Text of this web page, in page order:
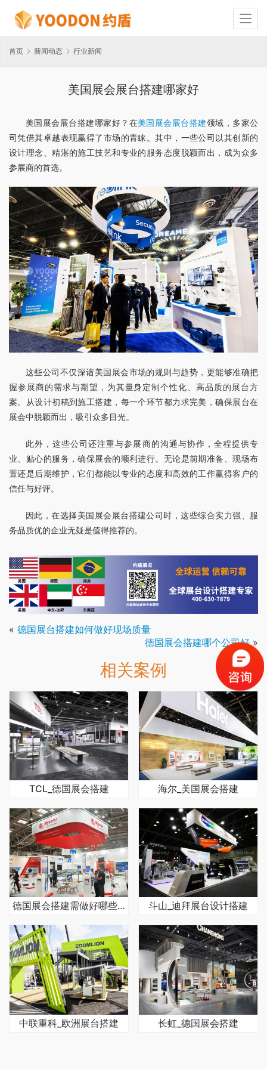
首页 新闻动态 行业新闻
美国展会展台搭建哪家好
美国展会展台搭建哪家好？在美国展会展台搭建领域，多家公
司凭借其卓越表现赢得了市场的青睐。其中，一些公司以其创新的
设计理念、精湛的施工技艺和专业的服务态度脱颖而出，成为众多
参展商的首选。
这些公司不仅深谙美国展会市场的规则与趋势，更能够准确把
握参展商的需求与期望，为其量身定制个性化、高品质的展台方
案。从设计初稿到施工搭建，每一个环节都力求完美，确保展台在
展会中脱颖而出，吸引众多目光。
此外，这些公司还注重与参展商的沟通与协作，全程提供专
业、贴心的服务，确保展会的顺利进行。无论是前期准备、现场布
置还是后期维护，它们都能以专业的态度和高效的工作赢得客户的
信任与好评。
因此，在选择美国展会展台搭建公司时，这些综合实力强、服
务品质优的企业无疑是值得推荐的。
« 德国展台搭建如何做好现场质量
德国展会搭建哪个公司好»
相关案例
TCL_德国展会搭建 海尔_美国展会搭建
德国展会搭建需做好哪些方面 斗山_迪拜展台设计搭建
中联重科_欧洲展台搭建 长虹_德国展会搭建